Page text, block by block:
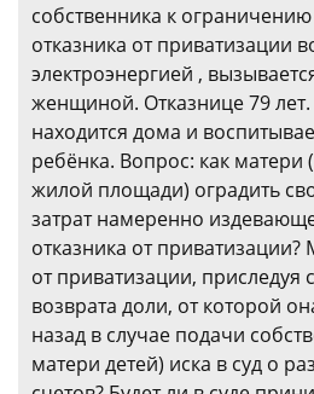
собственника к
отказника от приватизации
электроэнергией ,
женщиной. Отказнице 79
находится дома и
ребёнка. Вопрос: как матери
жилой площади) оградить
затрат намеренно
отказника от
от приватизации, приследуя
возврата доли, от которой
назад в случае подачи
матери детей) иска в суд о